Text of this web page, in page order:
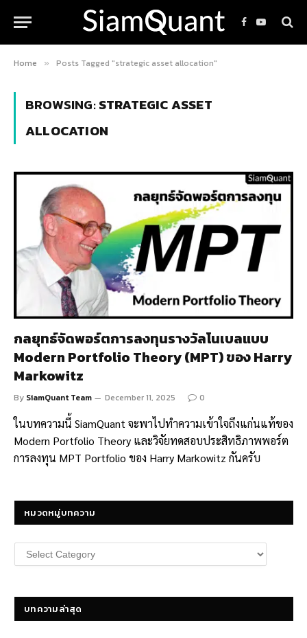
Facebook
YouTube
Home » Posts Tagged "strategic asset allocation"
BROWSING:STRATEGIC ASSET
ALLOCATION
กลยุทธ์จัดพอร์ตการลงทุนรางวัลโนเบลแบบ
Modern Portfolio Theory (MPT) ของ Harry
Markowitz
By SiamQuant Team December 11, 2025 0
ในบทความนี้ SiamQuant จะพาไปทำความเข้าใจถึงแก่นแท้ของ
Modern Portfolio Theory และวิจัยทดสอบประสิทธิภาพพอร์ต
การลงทุน MPT Portfolio ของ Harry Markowitz กันครับ
หมวดหมู่บทความ
หมวด
หมู่
บทความล่าสุด